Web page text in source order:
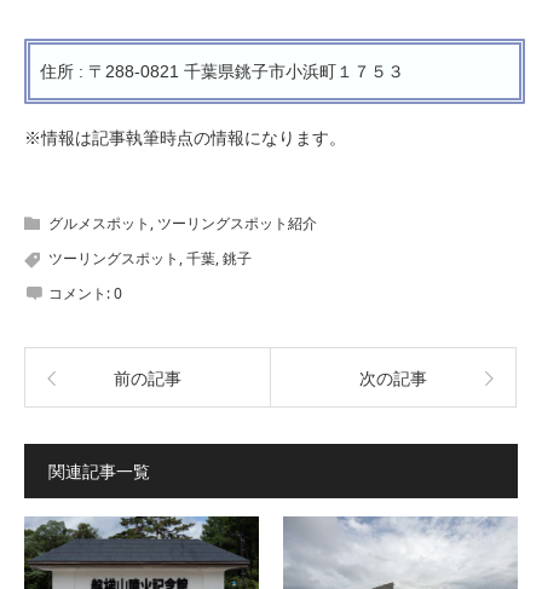
住所 : 〒288-0821 千葉県銚子市小浜町１７５３
※情報は記事執筆時点の情報になります。
グルメスポット , ツーリングスポット紹介
ツーリングスポット ,千葉,銚子
コメント:0
前の記事 次の記事
関連記事一覧